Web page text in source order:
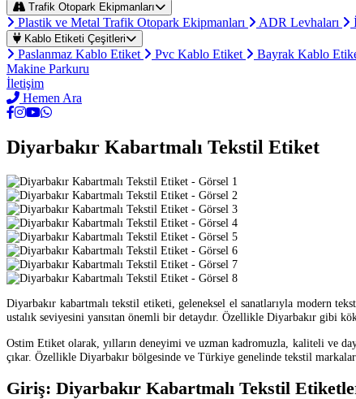
Trafik Otopark Ekipmanları
Plastik ve Metal Trafik Otopark Ekipmanları ADR Levhaları
Kablo Etiketi Çeşitleri
Paslanmaz Kablo Etiket Pvc Kablo Etiket Bayrak Kablo
Makine Parkuru
İletişim
Hemen Ara
Diyarbakır Kabartmalı Tekstil Etiket
Diyarbakır kabartmalı tekstil etiketi, geleneksel el sanatlarıyla modern
ustalık seviyesini yansıtan önemli bir detaydır. Özellikle Diyarbakır gibi
Ostim Etiket olarak, yılların deneyimi ve uzman kadromuzla, kaliteli ve
çıkar. Özellikle Diyarbakır bölgesinde ve Türkiye genelinde tekstil
Giriş: Diyarbakır Kabartmalı Tekstil